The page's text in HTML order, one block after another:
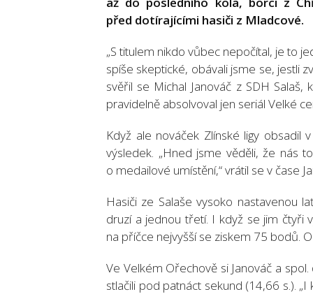
před dotírajícími hasiči z Mladcové.
„S titulem nikdo vůbec nepočítal, je to
spíše skeptické, obávali jsme se, jestli
svěřil se Michal Janováč z SDH
pravidelně absolvoval jen seriál Velké
Když ale nováček Zlínské ligy obsadil
výsledek. „Hned jsme věděli, že nás
o medailové umístění,“ vrátil se v čase
Hasiči ze Salaše vysoko nastavenou
druzí a jednou třetí. I když se jim čtyři
na příčce nejvyšší se ziskem 75 bodů.
Ve Velkém Ořechově si Janováč a
stlačili pod patnáct sekund (14,66 s.).